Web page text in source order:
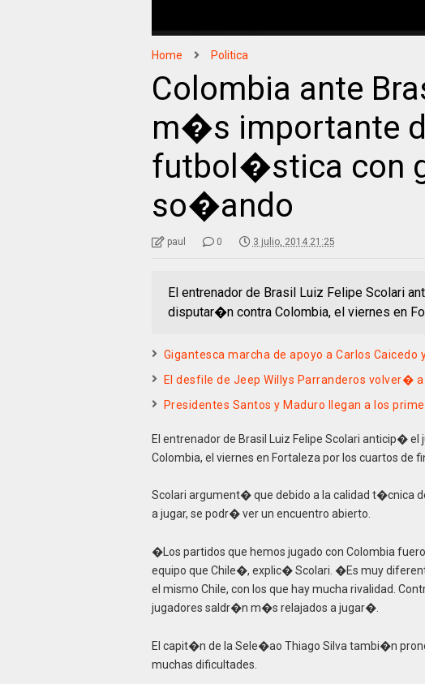
Home Politica
Colombia ante
m�s importante
futbol�stica con
so�ando
paul 0 3 julio, 2014 21:25
El entrenador de Brasil Luiz Felipe Scolari
disputar�n contra Colombia, el viernes en
Gigantesca marcha de apoyo a Carlos
El desfile de Jeep Willys Parranderos volver�
Presidentes Santos y Maduro llegan a los
El entrenador de Brasil Luiz Felipe Scolari anticip�
Colombia, el viernes en Fortaleza por los cuartos de
Scolari argument� que debido a la calidad t�cnica
a jugar, se podr� ver un encuentro abierto.
�Los partidos que hemos jugado con Colombia
equipo que Chile�, explic� Scolari. �Es muy
el mismo Chile, con los que hay mucha rivalidad.
jugadores saldr�n m�s relajados a jugar�.
El capit�n de la Sele�ao Thiago Silva tambi�n
muchas dificultades.